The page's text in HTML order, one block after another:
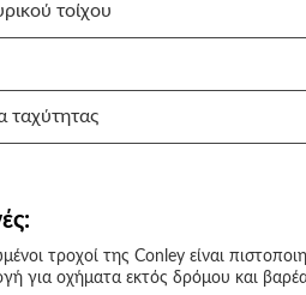
τοίχου
ταχύτητας
τροχοί της Conley είναι
για οχήματα εκτός δρόμου και